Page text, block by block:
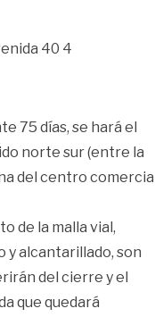
75 días, se hará el
norte sur (entre la
del centro
de la malla vial,
y alcantarillado, son
del cierre y el
que quedará